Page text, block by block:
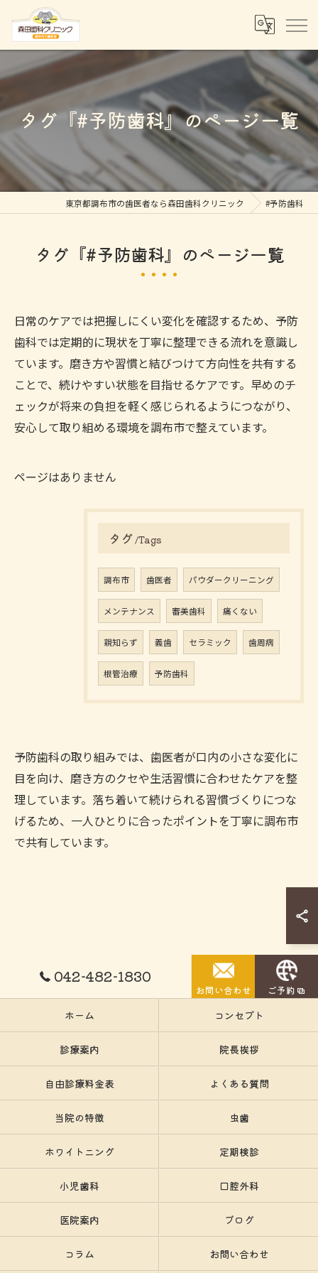
タグ『#予防歯科』のページ一覧
東京都調布市の歯医者なら森田歯科クリニック #予防歯科
タグ『#予防歯科』のページ一覧
日常のケアでは把握しにくい変化を確認するため、予防
歯科では定期的に現状を丁寧に整理できる流れを意識し
ています。磨き方や習慣と結びつけて方向性を共有する
ことで、続けやすい状態を目指せるケアです。早めのチ
ェックが将来の負担を軽く感じられるようにつながり、
安心して取り組める環境を調布市で整えています。
ページはありません
タグ Tags
調布市 歯医者 パウダークリーニング
メンテナンス 審美歯科 痛くない
親知らず 義歯 セラミック 歯周病
根管治療 予防歯科
予防歯科の取り組みでは、歯医者が口内の小さな変化に
目を向け、磨き方のクセや生活習慣に合わせたケアを整
理しています。落ち着いて続けられる習慣づくりにつな
げるため、一人ひとりに合ったポイントを丁寧に調布市
で共有しています。
042-482-1830
お問い合わせ ご予約
ホーム コンセプト
診療案内 院長挨拶
自由診療料金表 よくある質問
当院の特徴 虫歯
ホワイトニング 定期検診
小児歯科 口腔外科
医院案内 ブログ
コラム お問い合わせ